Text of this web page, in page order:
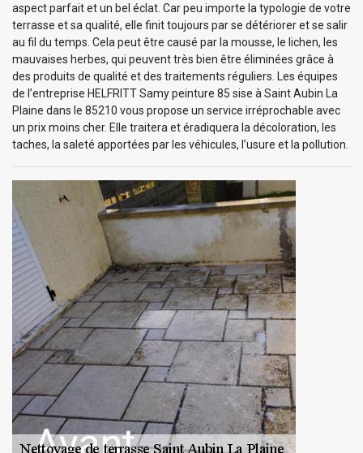
aspect parfait et un bel éclat. Car peu importe la typologie de votre
terrasse et sa qualité, elle finit toujours par se détériorer et se salir
au fil du temps. Cela peut être causé par la mousse, le lichen, les
mauvaises herbes, qui peuvent très bien être éliminées grâce à
des produits de qualité et des traitements réguliers. Les équipes
de l’entreprise HELFRITT Samy peinture 85 sise à Saint Aubin La
Plaine dans le 85210 vous propose un service irréprochable avec
un prix moins cher. Elle traitera et éradiquera la décoloration, les
taches, la saleté apportées par les véhicules, l’usure et la pollution.